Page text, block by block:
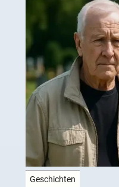
Geschichten